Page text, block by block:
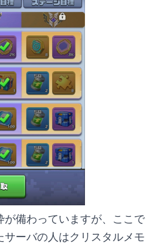
が備わっていますが、ここで
ーバの人はクリスタルメモ